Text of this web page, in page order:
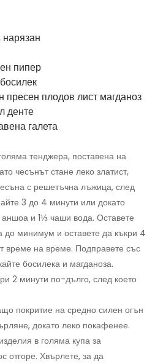
нарязан
пипер
пресен плодов лист магданоз
денте
галета
тенджера, поставена на
чесънът стане леко златист,
с решетъчна лъжица, след
3 до 4 минути или докато
и 1⅓ чаши вода. Оставете
до минимум и оставете да къкри 4
време на време. Подправете със
босилека и магданоза.
2 минути по-дълго, след което
покритие на средно силен огън
докато леко покафенее.
в голяма купа за
отгоре. Хвърлете, за да